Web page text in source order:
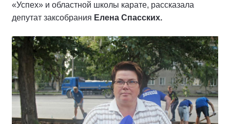
«Успех» и областной школы карате, рассказала
депутат заксобрания Елена Спасских.